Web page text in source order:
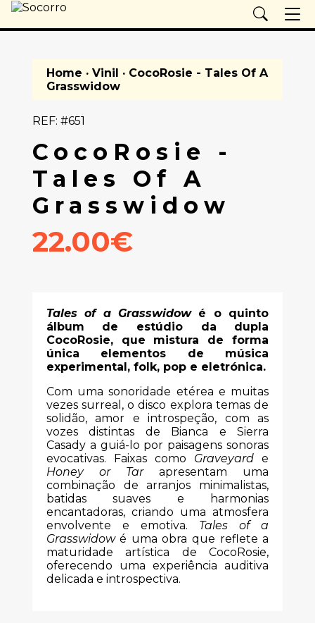
Home · Vinil · CocoRosie - Tales Of A
Grasswidow
REF: #651
CocoRosie -
Tales Of A
Grasswidow
22.00€
Tales of a Grasswidowé o quinto
álbum de estúdio da dupla
CocoRosie, que mistura de forma
única elementos de música
experimental, folk, pop e eletrónica.
Com uma sonoridade etérea e muitas
vezes surreal, o disco explora temas de
solidão, amor e introspeção, com as
vozes distintas de Bianca e Sierra
Casady a guiá-lo por paisagens sonoras
evocativas. Faixas como Graveyard e
Honey or Tarapresentam uma
combinação de arranjos minimalistas,
batidas suaves e harmonias
encantadoras, criando uma atmosfera
envolvente e emotiva. Tales of a
Grasswidowé uma obra que reflete a
maturidade artística de CocoRosie,
oferecendo uma experiência auditiva
delicada e introspectiva.